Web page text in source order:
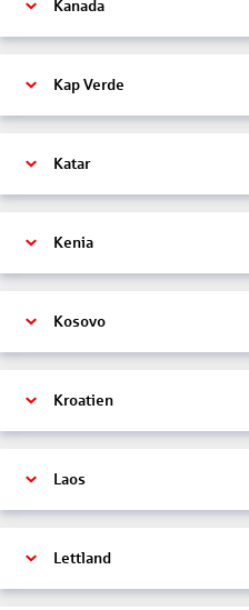
Kanada
Kap Verde
Katar
Kenia
Kosovo
Kroatien
Laos
Lettland